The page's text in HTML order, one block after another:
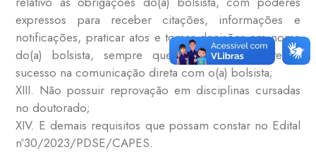
expressos para receber citações, informações e
notificações, praticar atos e tomar decisões em nome
do(a) bolsista, sempre que a CAPES não tenha
sucesso na comunicação direta com o(a) bolsista;
XIII. Não possuir reprovação em disciplinas cursadas
no doutorado;
XIV. E demais requisitos que possam constar no Edital
nº30/2023/PDSE/CAPES.